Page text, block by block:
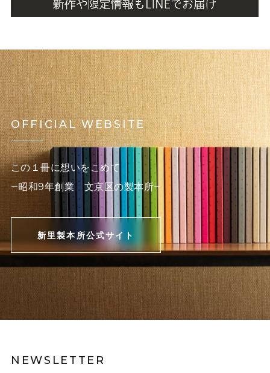
OFFICIAL WEBSITE
この１冊に想いをこめて
―昭和9年創業 文京区の製本所―
新里製本所公式サイト
NEWSLETTER